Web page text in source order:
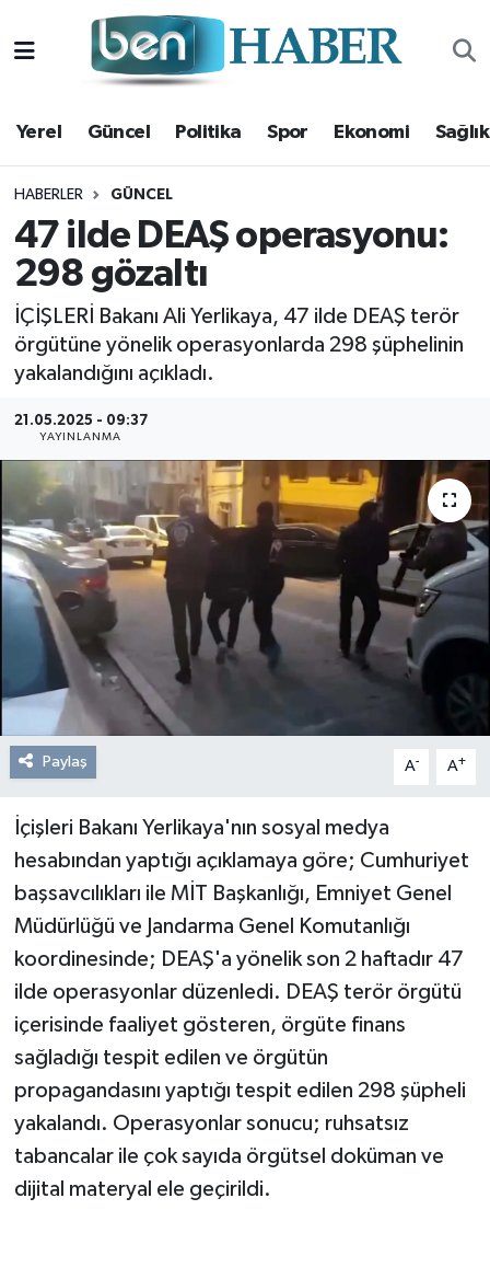
Yerel Güncel Politika Spor Ekonomi Sağlık
HABERLER GÜNCEL
47 ilde DEAŞ operasyonu:
298 gözaltı
İÇİŞLERİ Bakanı Ali Yerlikaya, 47 ilde DEAŞ terör
örgütüne yönelik operasyonlarda 298 şüphelinin
yakalandığını açıkladı.
21.05.2025 - 09:37
YAYINLANMA
Paylaş A- A+
İçişleri Bakanı Yerlikaya'nın sosyal medya
hesabından yaptığı açıklamaya göre; Cumhuriyet
başsavcılıkları ile MİT Başkanlığı, Emniyet Genel
Müdürlüğü ve Jandarma Genel Komutanlığı
koordinesinde; DEAŞ'a yönelik son 2 haftadır 47
ilde operasyonlar düzenledi. DEAŞ terör örgütü
içerisinde faaliyet gösteren, örgüte finans
sağladığı tespit edilen ve örgütün
propagandasını yaptığı tespit edilen 298 şüpheli
yakalandı. Operasyonlar sonucu; ruhsatsız
tabancalar ile çok sayıda örgütsel doküman ve
dijital materyal ele geçirildi.
Yerel
Güncel
Politika
Spor
Ekonomi
Sağlık
Magazin
Kültür Sanat
Resmi Reklam
Röportajlar
Hava Durumu
Trafik Durumu
Süper Lig Puan Durumu ve Fikstür
Tüm Manşetler
Son Dakika Haberleri
Haber Arşivi